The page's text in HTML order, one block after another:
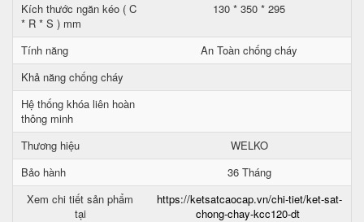
Kích thước ngăn kéo ( C
* R * S ) mm
130 * 350 * 295
Tính năng
An Toàn chống cháy
Khả năng chống cháy
Hệ thống khóa liên hoàn
thông minh
Thương hiệu
WELKO
Bảo hành
36 Tháng
Xem chi tiết sản phẩm
tại
https://ketsatcaocap.vn/chi-tiet/ket-sat-
chong-chay-kcc120-dt